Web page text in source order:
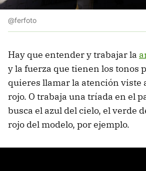
@ferfoto
Hay que entender y trabajar la
y la fuerza que tienen los tonos
quieres llamar la atención viste
rojo. O trabaja una tríada en el
busca el azul del cielo, el verde
rojo del modelo, por ejemplo.